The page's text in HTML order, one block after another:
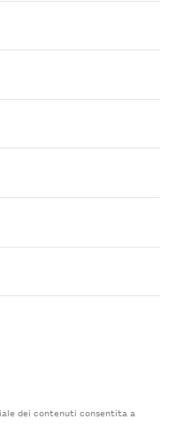
dei contenuti consentita a